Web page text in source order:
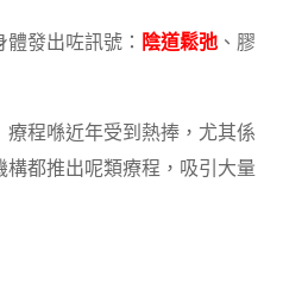
發出咗訊號： 陰道鬆弛、膠
程喺近年受到熱捧，尤其係
都推出呢類療程，吸引大量